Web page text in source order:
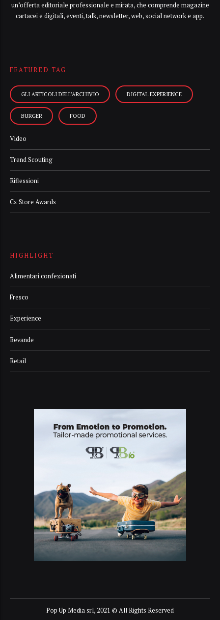
un’offerta editoriale professionale e mirata, che comprende magazine
cartacei e digitali, eventi, talk, newsletter, web, social network e app.
FEATURED TAG
GLI ARTICOLI DELL’ARCHIVIO DIGITAL EXPERIENCE
BURGER FOOD
Video
Trend Scouting
Riflessioni
Cx Store Awards
HIGHLIGHT
Alimentari confezionati
Fresco
Experience
Bevande
Retail
Pop Up Media srl, 2021 © All Rights Reserved